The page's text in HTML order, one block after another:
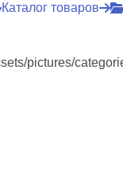
Каталог товаров